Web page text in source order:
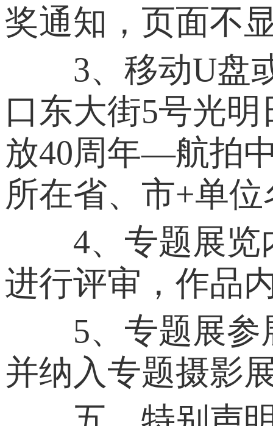
奖通知，页面不
3、移动U盘或
口东大街5号光
放40周年—航拍
所在省、市+单
4、专题展览内
进行评审，作品
5、专题展参展
并纳入专题摄影